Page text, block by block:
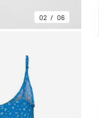
02 06